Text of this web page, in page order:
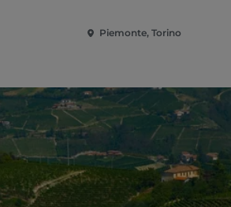
Piemonte, Torino